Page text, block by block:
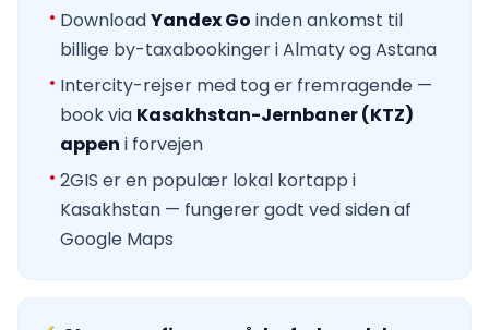
DownloadYandex Go inden ankomst til
billige by-taxabookinger i Almaty og Astana
Intercity-rejser med tog er fremragende —
book via Kasakhstan-Jernbaner (KTZ)
appen i forvejen
2GIS er en populær lokal kortapp i
Kasakhstan — fungerer godt ved siden af
Google Maps